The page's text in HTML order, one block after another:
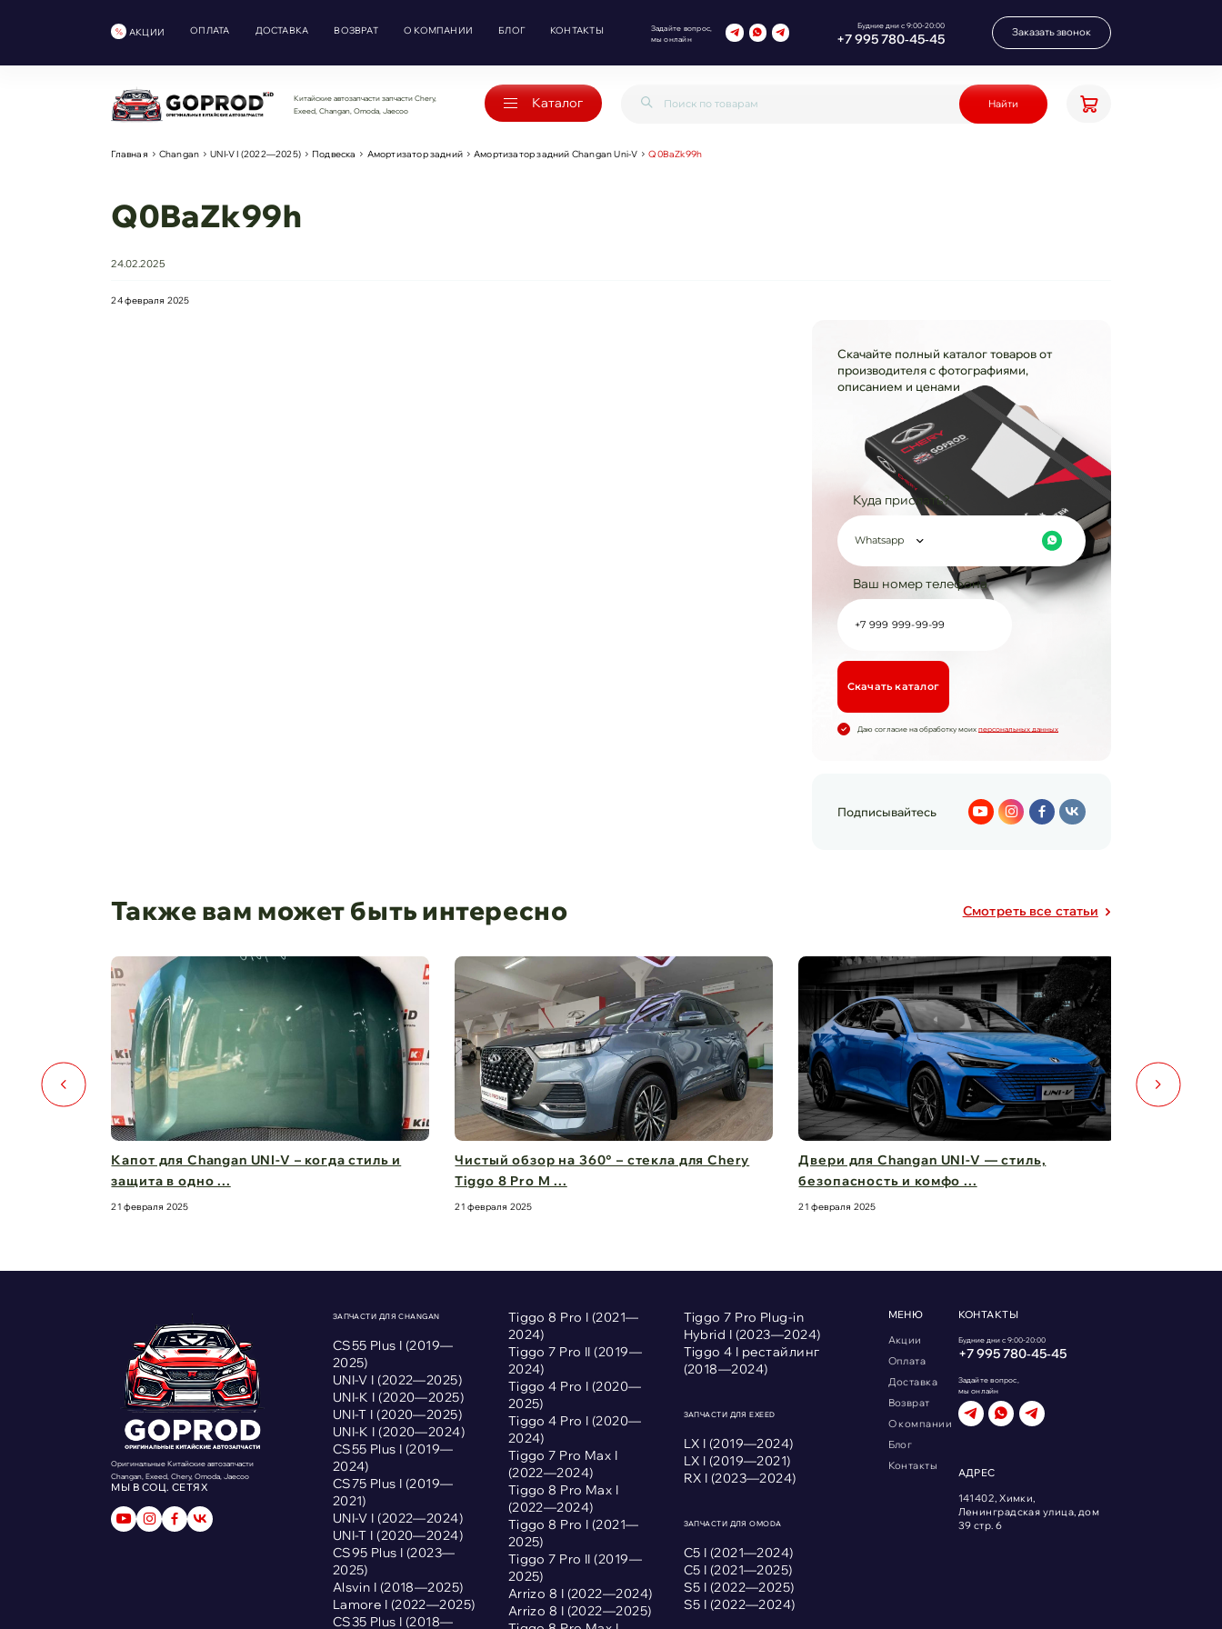
АКЦИИ ОПЛАТА ДОСТАВКА ВОЗВРАТ О КОМПАНИИ БЛОГ КОНТАКТЫ
Задайте вопрос,
мы онлайн
Будние дни с 9:00-20:00
+7 995 780‑45‑45 Заказать звонок
Китайские автозапчасти запчасти Chery,
Exeed, Changan, Omoda, Jaecoo
Каталог Найти
Главная Changan UNI-V I (2022—2025) Подвеска Амортизатор задний Амортизатор задний Changan Uni-V Q0BaZk99h
Q0BaZk99h
24.02.2025
24 февраля 2025
Скачайте полный каталог товаров от
производителя с фотографиями,
описанием и ценами
Куда прислать?
Whatsapp
Ваш номер телефона
Cкачать каталог
Даю согласие на обработку моих персональных данных
Подписывайтесь
Также вам может быть интересно Cмотреть все статьи
Капот для Changan UNI-V – когда стиль и
защита в одно ...
21 февраля 2025
Чистый обзор на 360° – стекла для Chery
Tiggo 8 Pro M ...
21 февраля 2025
Двери для Changan UNI-V — стиль,
безопасность и комфо ...
21 февраля 2025
Оригинальные Китайские автозапчасти
Changan, Exeed, Chery, Omoda, Jaecoo
МЫ В СОЦ. СЕТЯХ
ЗАПЧАСТИ ДЛЯ CHANGAN
CS55 Plus I (2019—
2025)
UNI-V I (2022—2025)
UNI-K I (2020—2025)
UNI-T I (2020—2025)
UNI-K I (2020—2024)
CS55 Plus I (2019—
2024)
CS75 Plus I (2019—
2021)
UNI-V I (2022—2024)
UNI-T I (2020—2024)
CS95 Plus I (2023—
2025)
Alsvin I (2018—2025)
Lamore I (2022—2025)
CS35 Plus I (2018—
Tiggo 8 Pro I (2021—
2024)
Tiggo 7 Pro II (2019—
2024)
Tiggo 4 Pro I (2020—
2025)
Tiggo 4 Pro I (2020—
2024)
Tiggo 7 Pro Max I
(2022—2024)
Tiggo 8 Pro Max I
(2022—2024)
Tiggo 8 Pro I (2021—
2025)
Tiggo 7 Pro II (2019—
2025)
Arrizo 8 I (2022—2024)
Arrizo 8 I (2022—2025)
Tiggo 7 Pro Plug-in
Hybrid I (2023—2024)
Tiggo 4 I рестайлинг
(2018—2024)
ЗАПЧАСТИ ДЛЯ EXEED
LX I (2019—2024)
LX I (2019—2021)
RX I (2023—2024)
ЗАПЧАСТИ ДЛЯ OMODA
С5 I (2021—2024)
С5 I (2021—2025)
S5 I (2022—2025)
S5 I (2022—2024)
МЕНЮ
Акции
Оплата
Доставка
Возврат
О компании
Блог
Контакты
КОНТАКТЫ
Будние дни с 9:00-20:00
+7 995 780‑45‑45
Задайте вопрос,
мы онлайн
АДРЕС
141402, Химки,
Ленинградская улица, дом
39 стр. 6